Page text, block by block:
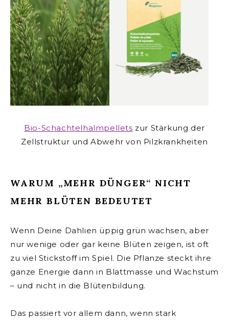
Bio-Schachtelhalmpellets zur Stärkung der
Zellstruktur und Abwehr von Pilzkrankheiten
WARUM „MEHR DÜNGER“ NICHT
MEHR BLÜTEN BEDEUTET
Wenn Deine Dahlien üppig grün wachsen, aber
nur wenige oder gar keine Blüten zeigen, ist oft
zu viel Stickstoff im Spiel. Die Pflanze steckt ihre
ganze Energie dann in Blattmasse und Wachstum
– und nicht in die Blütenbildung.
Das passiert vor allem dann, wenn stark